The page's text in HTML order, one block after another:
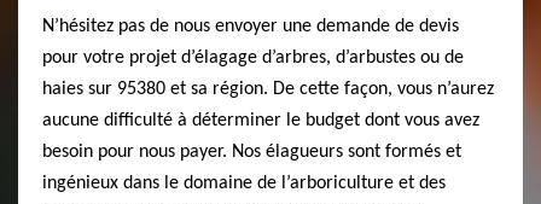
N’hésitez pas de nous envoyer une demande de devis
pour votre projet d’élagage d’arbres, d’arbustes ou de
haies sur 95380 et sa région. De cette façon, vous n’aurez
aucune difficulté à déterminer le budget dont vous avez
besoin pour nous payer. Nos élagueurs sont formés et
ingénieux dans le domaine de l’arboriculture et des